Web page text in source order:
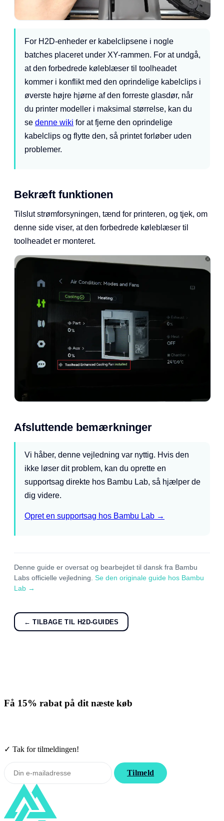
For H2D-enheder er kabelclipsene i nogle
batches placeret under XY-rammen. For at undgå,
at den forbedrede køleblæser til toolheadet
kommer i konflikt med den oprindelige kabelclips i
øverste højre hjørne af den forreste glasdør, når
du printer modeller i maksimal størrelse, kan du
se denne wiki for at fjerne den oprindelige
kabelclips og flytte den, så printet forløber uden
problemer.
Bekræft funktionen
Tilslut strømforsyningen, tænd for printeren, og tjek, om
denne side viser, at den forbedrede køleblæser til
toolheadet er monteret.
Afsluttende bemærkninger
Vi håber, denne vejledning var nyttig. Hvis den
ikke løser dit problem, kan du oprette en
supportsag direkte hos Bambu Lab, så hjælper de
dig videre.
Opret en supportsag hos Bambu Lab →
Denne guide er oversat og bearbejdet til dansk fra Bambu
Labs officielle vejledning. Se den originale guide hos Bambu
Lab →
← TILBAGE TIL H2D-GUIDES
Få 15% rabat på dit næste køb
✓ Tak for tilmeldingen!
Tilmeld